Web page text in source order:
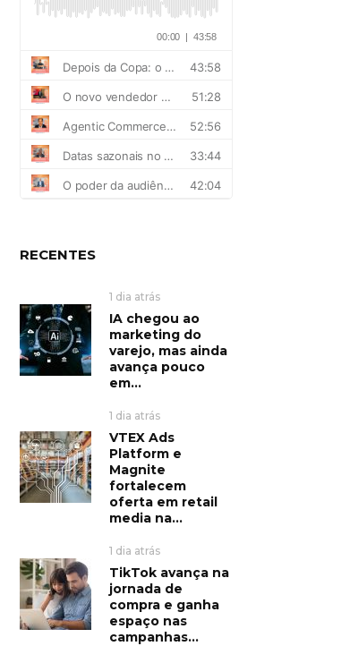
RECENTES
1 dia atrás
IA chegou ao
marketing do
varejo, mas ainda
avança pouco
em...
1 dia atrás
VTEX Ads
Platform e
Magnite
fortalecem
oferta em retail
media na...
1 dia atrás
TikTok avança na
jornada de
compra e ganha
espaço nas
campanhas...